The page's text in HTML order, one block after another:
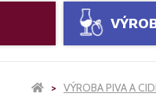
VÝROBA PIVA A